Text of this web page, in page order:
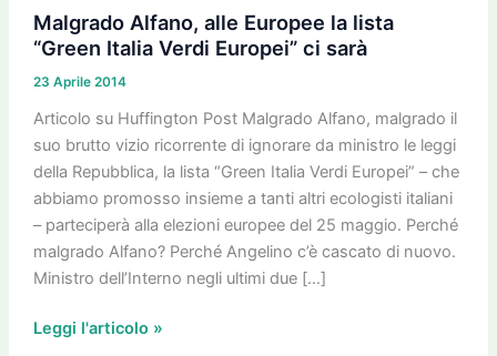
Malgrado Alfano, alle Europee la lista
“Green Italia Verdi Europei” ci sarà
23 Aprile 2014
Articolo su Huffington Post Malgrado Alfano, malgrado il
suo brutto vizio ricorrente di ignorare da ministro le leggi
della Repubblica, la lista “Green Italia Verdi Europei” – che
abbiamo promosso insieme a tanti altri ecologisti italiani
– parteciperà alla elezioni europee del 25 maggio. Perché
malgrado Alfano? Perché Angelino c’è cascato di nuovo.
Ministro dell’Interno negli ultimi due […]
alle
Europee
lista
“Green
Italia
Verdi
Europei”
ci
sarà
Leggi l'articolo »